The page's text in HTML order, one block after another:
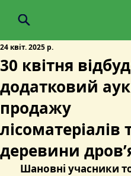
30 квітня
додатковий
продажу
лісоматеріалів
деревини
24 квіт. 2025 р.
Шановні учасники